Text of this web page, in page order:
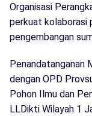
Organisasi
perkuat kolaborasi
pengembangan
Penandatanganan
dengan OPD
Pohon Ilmu dan
LLDikti Wilayah 1